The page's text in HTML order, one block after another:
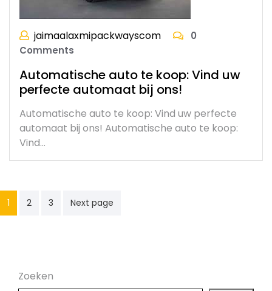
jaimaalaxmipackwayscom
0
Comments
Automatische auto te koop: Vind uw
perfecte automaat bij ons!
Automatische auto te koop: Vind uw perfecte
automaat bij ons! Automatische auto te koop:
Vind…
Posts
pagination
1 2 3 Next page
Zoeken